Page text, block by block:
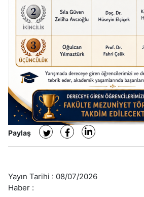
Paylaş
Yayın Tarihi : 08/07/2026
Haber :